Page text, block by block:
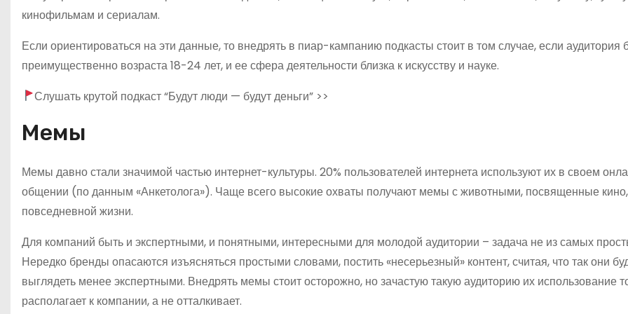
кинофильмам и сериалам.
Если ориентироваться на эти данные, то внедрять в пиар-кампанию подкасты стоит в том случае, если аудитория
преимущественно возраста 18-24 лет, и ее сфера деятельности близка к искусству и науке.
Слушать крутой подкаст “Будут люди — будут деньги” >>
Мемы
Мемы давно стали значимой частью интернет-культуры. 20% пользователей интернета используют их в своем
общении (по данным «Анкетолога»). Чаще всего высокие охваты получают мемы с животными, посвященные
повседневной жизни.
Для компаний быть и экспертными, и понятными, интересными для молодой аудитории – задача не из самых
Нередко бренды опасаются изъясняться простыми словами, постить «несерьезный» контент, считая, что так они
выглядеть менее экспертными. Внедрять мемы стоит осторожно, но зачастую такую аудиторию их использование
располагает к компании, а не отталкивает.